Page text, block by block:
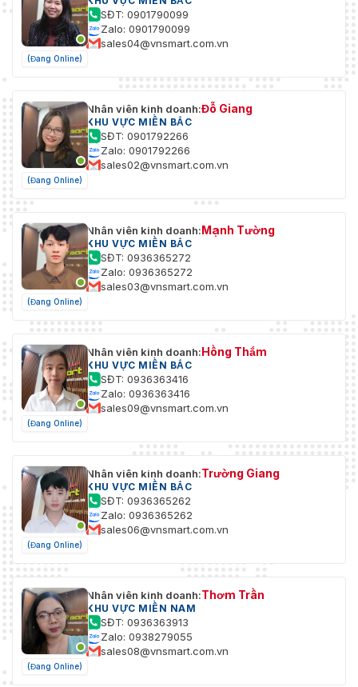
(Đang Online)
SĐT: 0901790099
Zalo: 0901790099
sales04@vnsmart.com.vn
(Đang Online)
Nhân viên kinh doanh:Đỗ Giang
KHU VỰC MIỀN BẮC
SĐT: 0901792266
Zalo: 0901792266
sales02@vnsmart.com.vn
(Đang Online)
Nhân viên kinh doanh:Mạnh Tường
KHU VỰC MIỀN BẮC
SĐT: 0936365272
Zalo: 0936365272
sales03@vnsmart.com.vn
(Đang Online)
Nhân viên kinh doanh:Hồng Thắm
KHU VỰC MIỀN BẮC
SĐT: 0936363416
Zalo: 0936363416
sales09@vnsmart.com.vn
(Đang Online)
Nhân viên kinh doanh:Trường Giang
KHU VỰC MIỀN BẮC
SĐT: 0936365262
Zalo: 0936365262
sales06@vnsmart.com.vn
(Đang Online)
Nhân viên kinh doanh:Thơm Trần
KHU VỰC MIỀN NAM
SĐT: 0936363913
Zalo: 0938279055
sales08@vnsmart.com.vn